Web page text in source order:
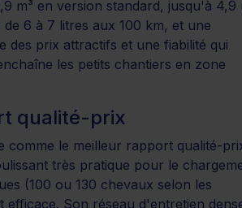
m³ en version standard, jusqu'à 4,9
6 à 7 litres aux 100 km, et une
des prix attractifs et une fiabilité qui
les petits chantiers en zone
qualité-prix
comme le meilleur rapport qualité-
très pratique pour le
(100 ou 130 chevaux selon les
Son réseau d'entretien